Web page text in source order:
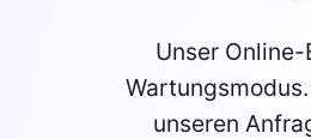
Unser
unseren